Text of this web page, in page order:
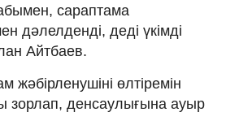
сараптама
дәлелденді, деді үкімді
Айтбаев.
жәбірленушіні өлтіремін
зорлап, денсаулығына ауыр